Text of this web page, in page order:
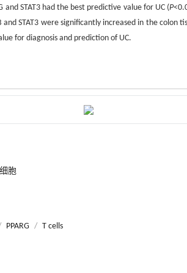
STAT3 had the best predictive value for UC (P
STAT3 were significantly increased in the
for diagnosis and prediction of UC.
胞
PPARG / T cells